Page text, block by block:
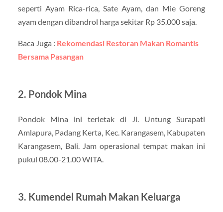
seperti Ayam Rica-rica, Sate Ayam, dan Mie Goreng
ayam dengan dibandrol harga sekitar Rp 35.000 saja.
Baca Juga : Rekomendasi Restoran Makan Romantis
Bersama Pasangan
2. Pondok Mina
Pondok Mina ini terletak di Jl. Untung Surapati
Amlapura, Padang Kerta, Kec. Karangasem, Kabupaten
Karangasem, Bali. Jam operasional tempat makan ini
pukul 08.00-21.00 WITA.
3. Kumendel Rumah Makan Keluarga